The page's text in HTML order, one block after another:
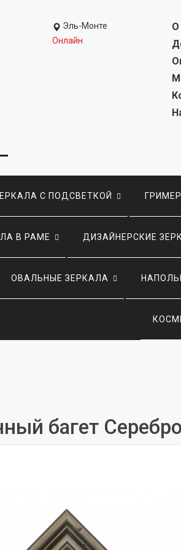
Эль-Монте
Онлайн
О
С ПОДСВЕТКОЙ
В РАМЕ ДИЗАЙНЕРСКИЕ
ОВАЛЬНЫЕ ЗЕРКАЛА
багет